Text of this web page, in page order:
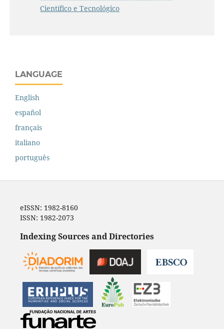
Científico e Tecnológico
LANGUAGE
English
español
français
italiano
português
eISSN: 1982-8160
ISSN: 1982-2073
Indexing Sources and Directories